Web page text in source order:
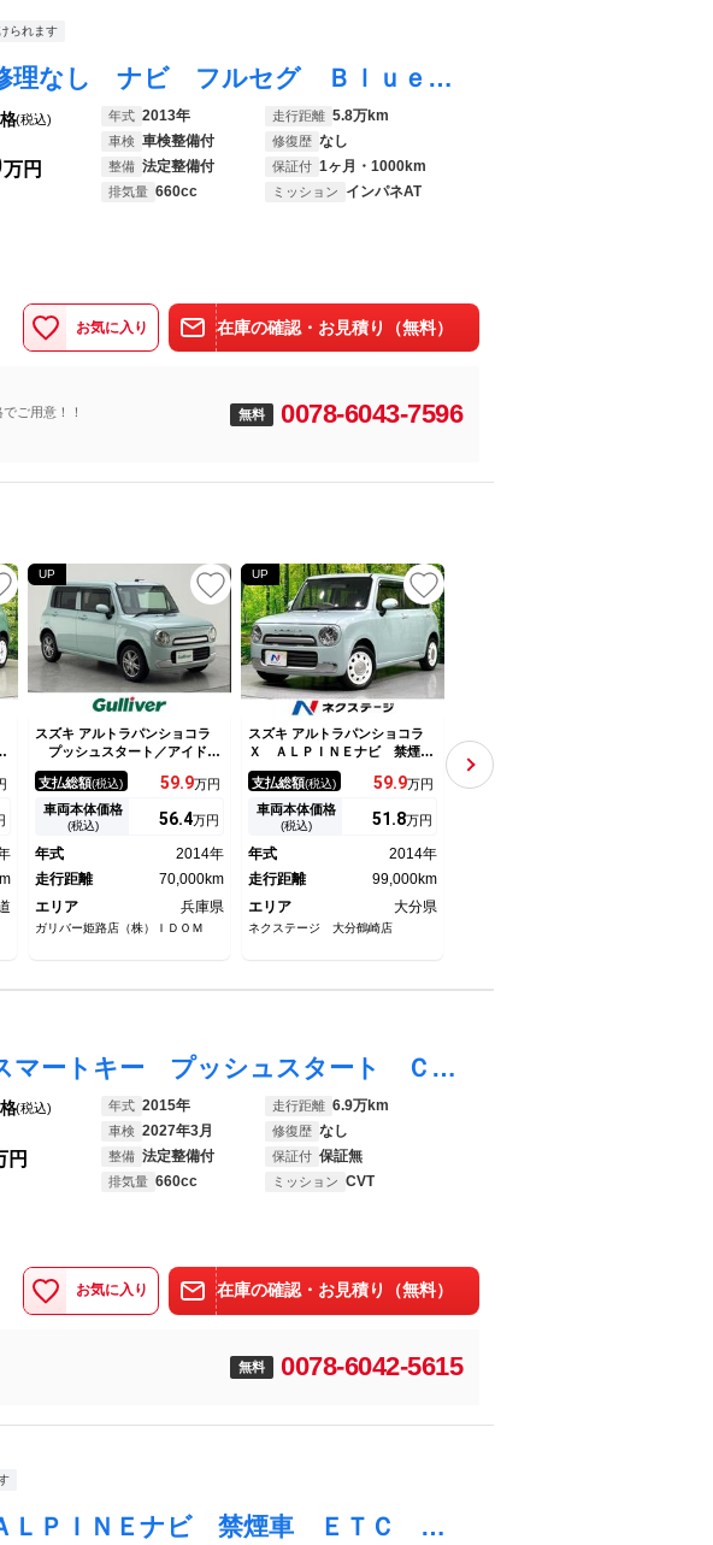
られます
アルトラパンショコラ Ｘ 修理なし ナビ フルセグ Ｂｌｕｅｔｏｏｔｈ スマートキー プッシュスタート アイドリングストップ ＨＩＤヘッドライト オートエアコン ドアバイザー ＡＢＳ イモビライザー 整備保証付
(税込)
万円
年式 2013年 走行距離 5.8万km
車検 車検整備付 修復歴 なし
整備 法定整備付 保証付 1ヶ月・1000km
排気量 660cc ミッション インパネAT
お気に入り 在庫の確認・お見積り（無料）
ご用意！！
無料 0078-6043-7596
UP
スズキ アルトラパンショコラ
プッシュスタート／アイドリ
ングストップ／スマートキー／
ワンセグＴＶ／社外ナビ（Ｂｌ
ｕｅｔｏｏｔｈ）／バックカメ
ラ／ＡＣ／パワーウィンドウ／
アマット／レザーシート
支払総額(税込) 59.9万円
車両本体価格
(税込) 56.4万円
年式
2014年
走行距離
70,000km
エリア
兵庫県
ガリバー姫路店（株）ＩＤＯＭ
UP
スズキ アルトラパンショコラ
Ｘ ＡＬＰＩＮＥナビ 禁煙
車 ＥＴＣ ＨＩＤヘッド ア
イドリングストップ オートラ
イト／エアコン レザー調シー
ト 電動格納ミラー 盗難防止
支払総額(税込) 59.9万円
車両本体価格
(税込) 51.8万円
年式
2014年
走行距離
99,000km
エリア
大分県
ネクステージ 大分鶴崎店
Ｘ ４ＷＤ／純正オーディオ／
運転席シートヒーター／ヒート
ミラー／革巻きステアリング／
支払総額
アルトラパンショコラ Ｘ スマートキー プッシュスタート ＣＤデッキ アイドリングストップ オートエアコン
(税込)
円
年式 2015年 走行距離 6.9万km
車検 2027年3月 修復歴 なし
整備 法定整備付 保証付 保証無
排気量 660cc ミッション CVT
お気に入り 在庫の確認・お見積り（無料）
無料 0078-6042-5615
アルトラパンショコラ Ｘ ＡＬＰＩＮＥナビ 禁煙車 ＥＴＣ ＨＩＤヘッド アイドリングストップ オートライト／エアコン レザー調シート 電動格納ミラー 盗難防止システム